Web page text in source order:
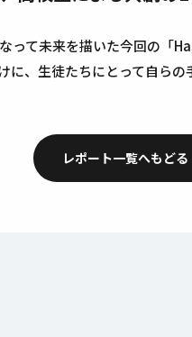
って未来を描いた今回の「
、生徒たちにとって自ら
レポート一覧へもどる